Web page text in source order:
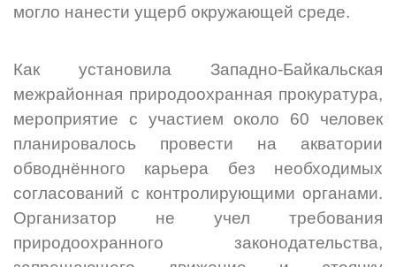
могло нанести ущерб окружающей среде.
Как установила Западно-Байкальская
межрайонная природоохранная прокуратура,
мероприятие с участием около 60 человек
планировалось провести на акватории
обводнённого карьера без необходимых
согласований с контролирующими органами.
Организатор не учел требования
природоохранного законодательства,